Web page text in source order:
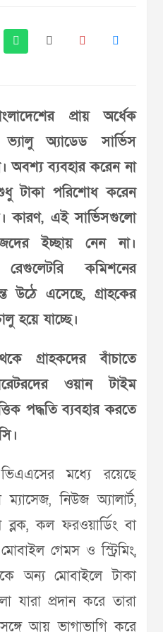
প্রায় অর্ধেক
অ্যাডেড সার্ভিস
অবশ্য ব্যবহার করেন না
টাকা পরিশোধ করেন
কারণ, এই সার্ভিসগুলো
ইচ্ছায় নেন না।
কমিশনের
উঠে এসেছে, গ্রাহকের
হয়ে যাচ্ছে।
গ্রাহকদের বাঁচাতে
ওয়ান টাইম
পদ্ধতি ব্যবহার করতে
মধ্যে রয়েছে
নিউজ অ্যালার্ট,
কল ফরওয়ার্ডিং বা
গেমস ও স্ট্রিমিং,
অন্য মোবাইলে টাকা
যারা প্রদান করে তারা
আয় ভাগাভাগি করে